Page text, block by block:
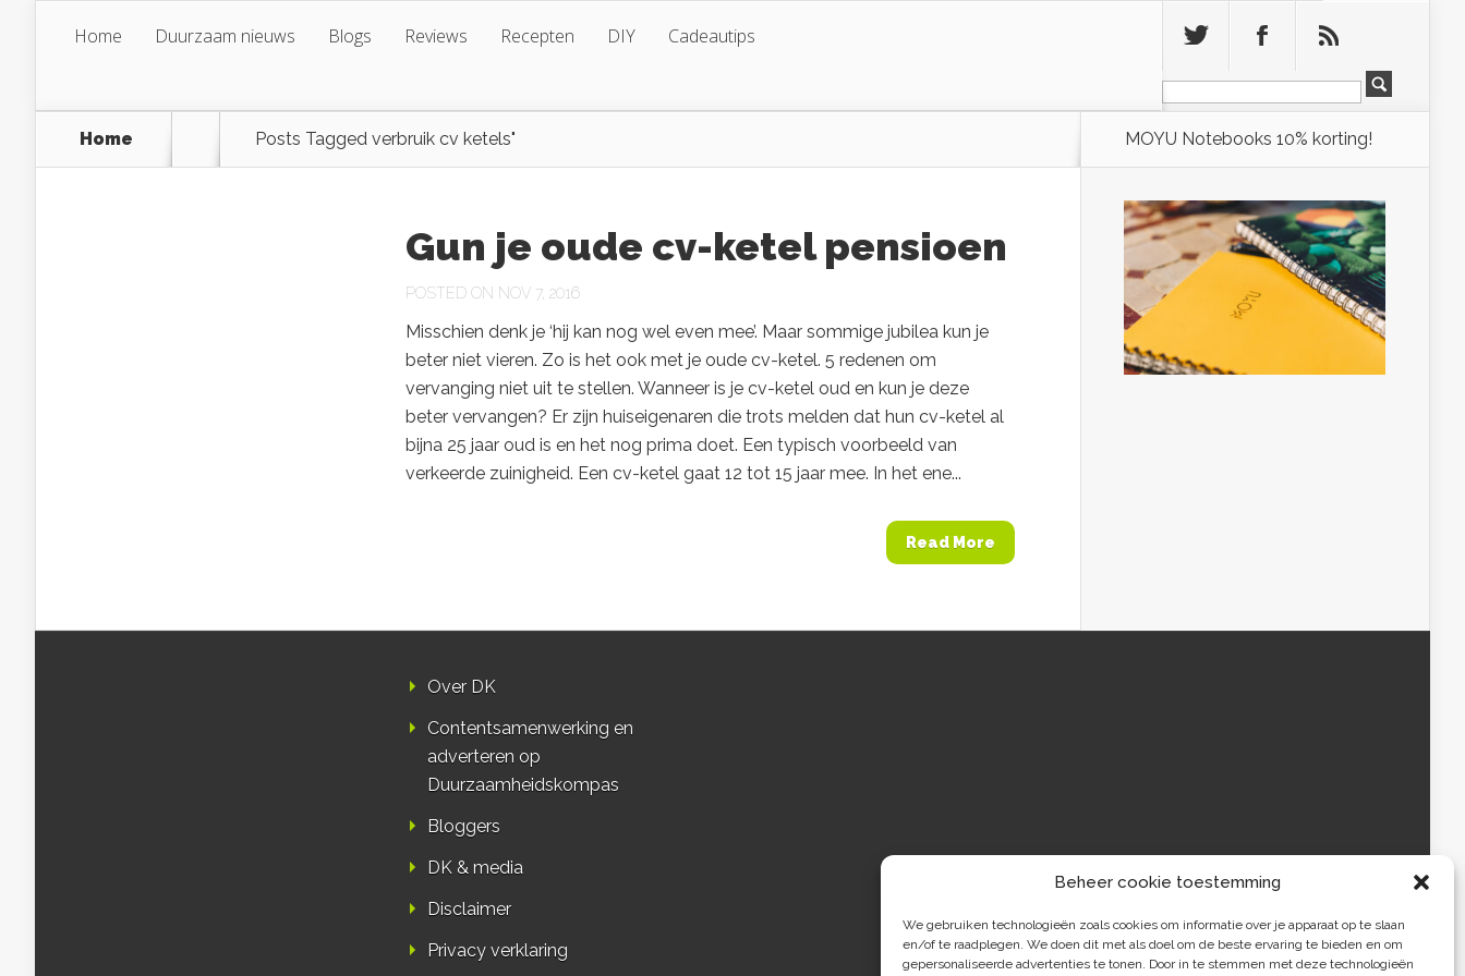
Beheer cookie toestemming
We gebruiken technologieën zoals cookies om informatie over je apparaat op te slaan
en/of te raadplegen. We doen dit met als doel om de beste ervaring te bieden en om
gepersonaliseerde advertenties te tonen. Door in te stemmen met deze technologieën
Home Duurzaam nieuws Blogs Reviews Recepten DIY Cadeautips
Home Posts Tagged verbruik cv ketels"
Gun je oude cv-ketel pensioen
POSTED ON NOV 7, 2016
Misschien denk je ‘hij kan nog wel even mee’. Maar sommige jubilea kun je
beter niet vieren. Zo is het ook met je oude cv-ketel. 5 redenen om
vervanging niet uit te stellen. Wanneer is je cv-ketel oud en kun je deze
beter vervangen? Er zijn huiseigenaren die trots melden dat hun cv-ketel al
bijna 25 jaar oud is en het nog prima doet. Een typisch voorbeeld van
verkeerde zuinigheid. Een cv-ketel gaat 12 tot 15 jaar mee. In het ene...
Read More
MOYU Notebooks 10% korting!
Over DK
Contentsamenwerking en
adverteren op
Duurzaamheidskompas
Bloggers
DK & media
Disclaimer
Privacy verklaring